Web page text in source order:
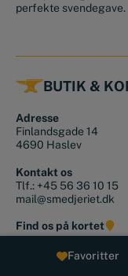
perfekte svendegave.
BUTIK &
Adresse
Finlandsgade 14
4690 Haslev
Kontakt os
Tlf.: +45 56 36 10 15
mail@smedjeriet.dk
Find os på kortet
Favoritter